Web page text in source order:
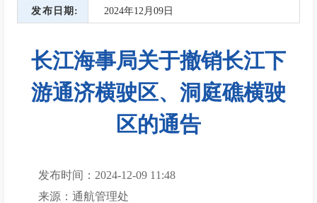
发布日期 2024年12月09日
长江海事局关于撤销长江下
游通济横驶区、洞庭礁横驶
区的通告
发布时间：2024-12-09 11:48
来源：通航管理处